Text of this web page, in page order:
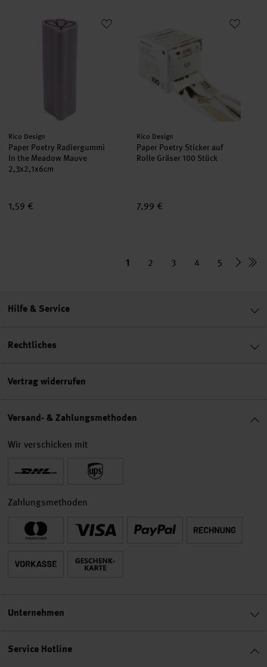
Paper Poetry Radiergummi In the Meadow Mauve
Hersteller:
Rico Design
Paper Poetry Radiergummi
In the Meadow Mauve
2,3x2,1x6cm
1,59 €
Paper Poetry Sticker auf Rolle
Hersteller:
Rico Design
Paper Poetry Sticker auf
Rolle Gräser 100 Stück
7,99 €
1 2 3 4 5
Service Hotline
Hilfe & Service
Rechtliches
Vertrag widerrufen
Versand- & Zahlungsmethoden
Wir verschicken mit
Zahlungsmethoden
Unternehmen